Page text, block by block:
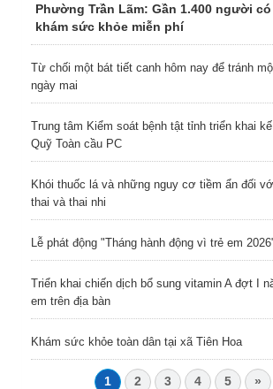
Phường Trần Lãm: Gần 1.400 người
khám sức khỏe miễn phí
Từ chối một bát tiết canh hôm nay để tránh
ngày mai
Trung tâm Kiểm soát bệnh tật tỉnh triển khai
Quỹ Toàn cầu PC
Khói thuốc lá và những nguy cơ tiềm ẩn đối
thai và thai nhi
Lễ phát động "Tháng hành động vì trẻ em
Triển khai chiến dịch bổ sung vitamin A đợt I
em trên địa bàn
Khám sức khỏe toàn dân tại xã Tiên Hoa
1 2 3 4 5 »